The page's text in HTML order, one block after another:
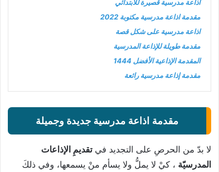
اذاعة مدرسية قصيرة للابتدائي
مقدمة اذاعة مدرسية مكتوبة 2022
اذاعة مدرسية على شكل قصة
مقدمة طويلة للإذاعة المدرسية
المقدمة الإذاعية الأفضل 1444
مقدمة إذاعة مدرسية رائعة
مقدمة اذاعة مدرسية جديدة وجميلة
لا بدّ من الحرصِ على التجديد فيتقديمِ الإذاعات
المدرسيّة ، كيْ لا يملُّ ولا يسأم منْ يسمعها، وفي ذلكَ